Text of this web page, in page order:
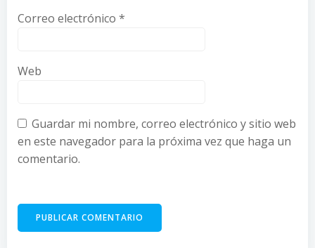
Correo electrónico *
Web
Guardar mi nombre, correo electrónico y sitio web
en este navegador para la próxima vez que haga un
comentario.